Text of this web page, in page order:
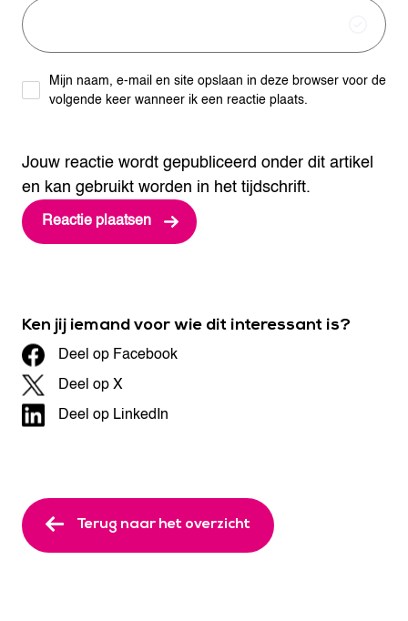
Jouw reactie wordt gepubliceerd onder dit artikel
en kan gebruikt worden in het tijdschrift.
Mijn naam, e-mail en site opslaan in deze browser voor de
volgende keer wanneer ik een reactie plaats.
Ken jij iemand voor wie dit interessant is?
Deel op Facebook
Deel op X
Deel op LinkedIn
Terug naar het overzicht